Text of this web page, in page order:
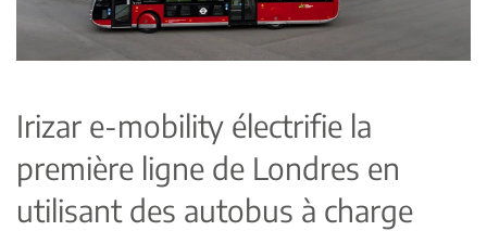
Irizar e-mobility électrifie la
première ligne de Londres en
utilisant des autobus à charge